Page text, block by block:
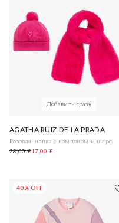
Добавить сразу
AGATHA RUIZ DE LA PRADA
Розовая шапка с помпоном и шарф
28,00 £17,00 £
40% OFF